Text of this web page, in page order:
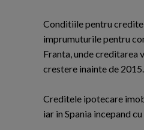
Conditiile pentru
imprumuturile pentru
Franta, unde creditarea
crestere inainte de 2015.
Creditele ipotecare
iar in Spania incepand